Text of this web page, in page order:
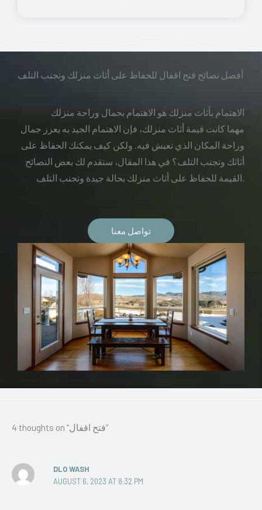
أفضل نصائح فتح اقفال للحفاظ على أثاث منزلك وتجنب التلف
الاهتمام بأثاث منزلك هو الاهتمام بجمال وراحة منزلك
مهما كانت قيمة أثاث منزلك، فإن الاهتمام الجيد به يعزز جمال
وراحة المكان الذي تعيش فيه. ولكن كيف يمكنك الحفاظ على
أثاثك وتجنب التلف؟ في هذا المقال، سنقدم لك بعض النصائح
القيمة للحفاظ على أثاث منزلك بحالة جيدة وتجنب التلف.
تواصل معنا
4 thoughts on “فتح اقفال”
DLO WASH
AUGUST 6, 2023 AT 8:32 PM